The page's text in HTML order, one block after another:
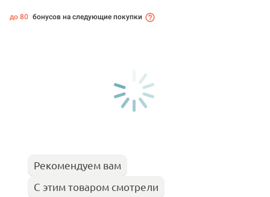
до 80 бонусов на следующие покупки
Рекомендуем вам
С этим товаром смотрели